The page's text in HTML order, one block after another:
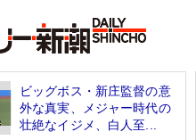
ビッグボス・新庄監督の意
外な真実、メジャー時代の
壮絶なイジメ、白人至...